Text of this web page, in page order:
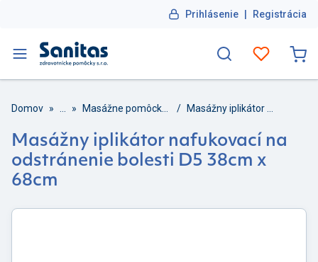
Prihlásenie | Registrácia
Domov » » /
Masážny iplikátor nafukovací na
odstránenie bolesti D5 38cm x
68cm